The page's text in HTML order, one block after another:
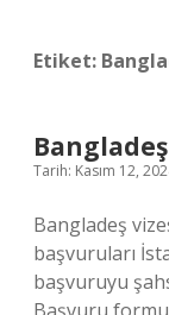
Etiket:
Tarih: Kasım 12,
Bangladeş
başvuruları
başvuruyu